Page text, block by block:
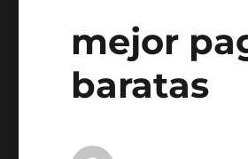
mejor
baratas